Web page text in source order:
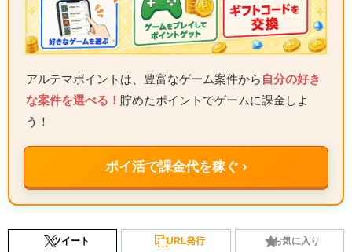
アルテマポイントは、豊富なゲーム案件から 自分の好き
な案件を選べる！ 貯めたポイントでゲームに課金しよ
う！
ポイ活で課金代を稼ぐ ›
ツイート URL発行 お気に入り